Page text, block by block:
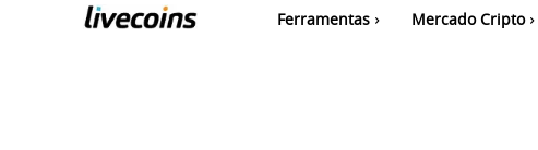
Ferramentas Mercado Cripto